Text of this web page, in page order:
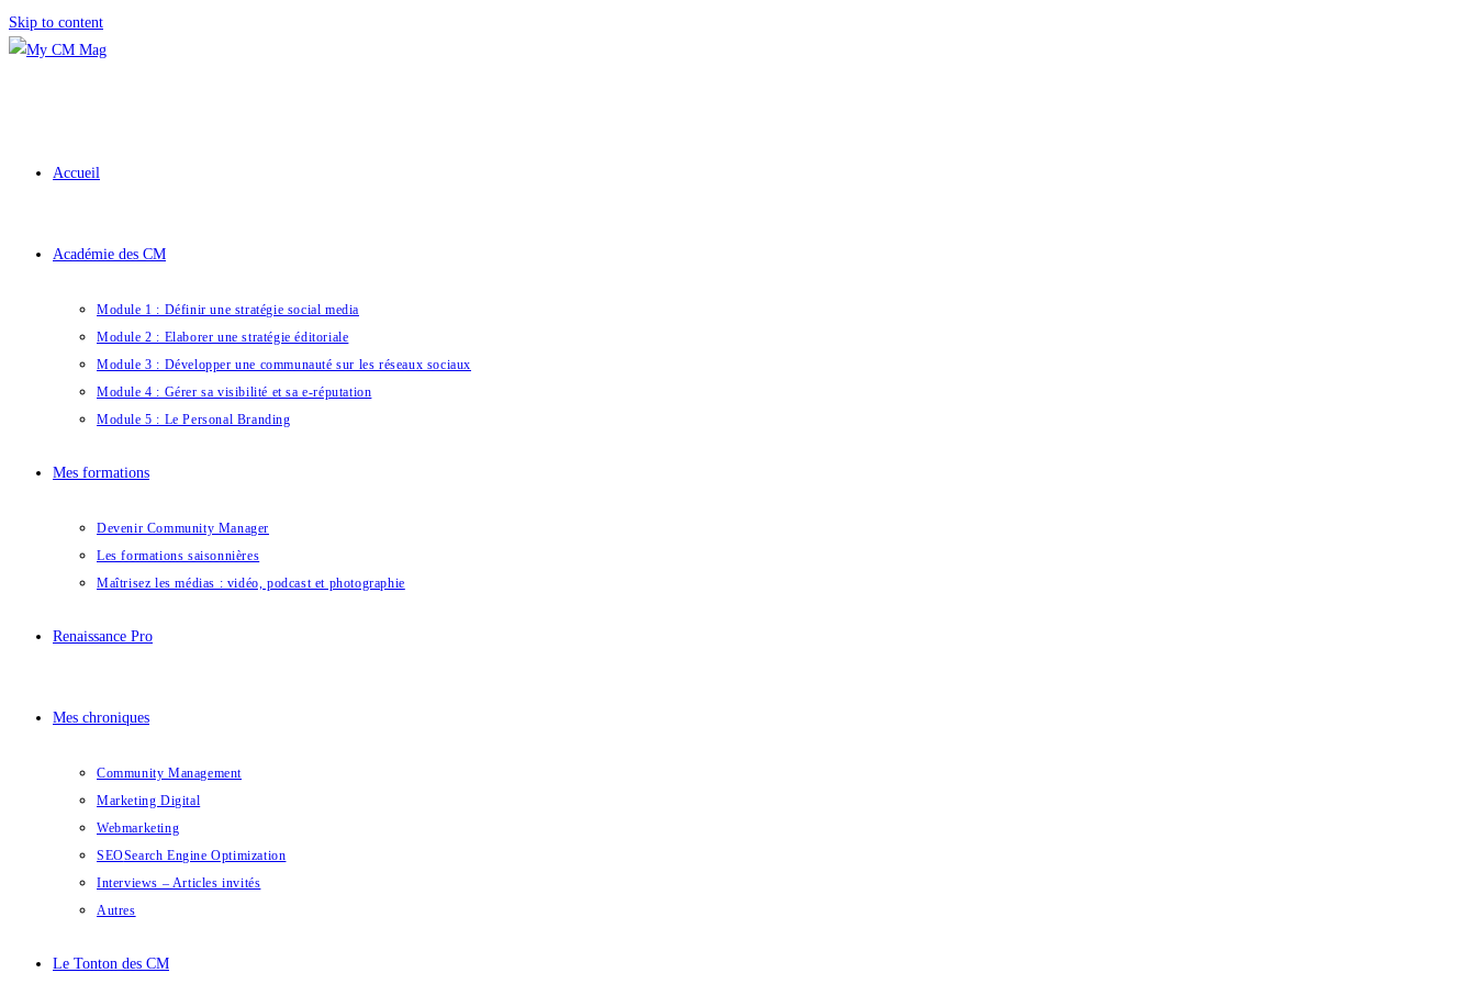
Skip to content
Accueil
Académie des CM
Module 1 : Définir une stratégie social media
Module 2 : Elaborer une stratégie éditoriale
Module 3 : Développer une communauté sur les réseaux sociaux
Module 4 : Gérer sa visibilité et sa e-réputation
Module 5 : Le Personal Branding
Mes formations
Devenir Community Manager
Les formations saisonnières
Maîtrisez les médias : vidéo, podcast et photographie
Renaissance Pro
Mes chroniques
Community Management
Marketing Digital
Webmarketing
SEOSearch Engine Optimization
Interviews – Articles invités
Autres
Le Tonton des CM